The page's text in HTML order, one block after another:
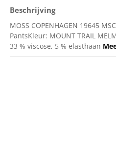
Beschrijving
MOSS COPENHAGEN 19645
PantsKleur: MOUNT TRAIL
33 % viscose, 5 % elasthaan